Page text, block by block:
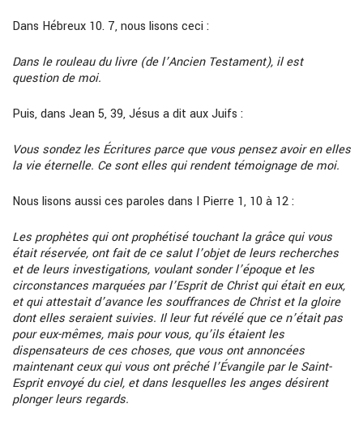
Dans Hébreux 10. 7, nous lisons ceci :
Dans le rouleau du livre (de l’Ancien Testament), il est
question de moi.
Puis, dans Jean 5, 39, Jésus a dit aux Juifs :
Vous sondez les Écritures parce que vous pensez avoir en elles
la vie éternelle. Ce sont elles qui rendent témoignage de moi.
Nous lisons aussi ces paroles dans I Pierre 1, 10 à 12 :
Les prophètes qui ont prophétisé touchant la grâce qui vous
était réservée, ont fait de ce salut l’objet de leurs recherches
et de leurs investigations, voulant sonder l’époque et les
circonstances marquées par l’Esprit de Christ qui était en eux,
et qui attestait d’avance les souffrances de Christ et la gloire
dont elles seraient suivies. Il leur fut révélé que ce n’était pas
pour eux-mêmes, mais pour vous, qu’ils étaient les
dispensateurs de ces choses, que vous ont annoncées
maintenant ceux qui vous ont prêché l’Évangile par le Saint-
Esprit envoyé du ciel, et dans lesquelles les anges désirent
plonger leurs regards.